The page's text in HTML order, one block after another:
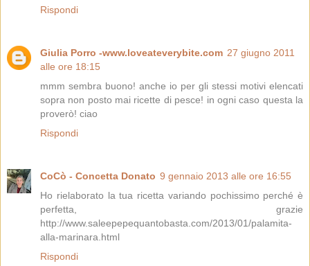
Rispondi
Giulia Porro -www.loveateverybite.com 27 giugno 2011
alle ore 18:15
mmm sembra buono! anche io per gli stessi motivi elencati
sopra non posto mai ricette di pesce! in ogni caso questa la
proverò! ciao
Rispondi
CoCò - Concetta Donato 9 gennaio 2013 alle ore 16:55
Ho rielaborato la tua ricetta variando pochissimo perché è
perfetta, grazie
http://www.saleepepequantobasta.com/2013/01/palamita-
alla-marinara.html
Rispondi